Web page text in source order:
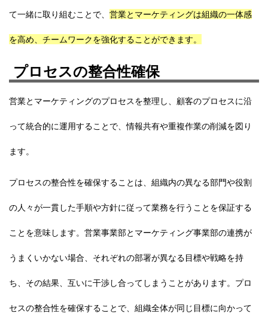
て一緒に取り組むことで、 営業とマーケティングは組織の一体感
を高め、チームワークを強化することができます。
プロセスの整合性確保
営業とマーケティングのプロセスを整理し、顧客のプロセスに沿
って統合的に運用することで、情報共有や重複作業の削減を図り
ます。
プロセスの整合性を確保することは、組織内の異なる部門や役割
の人々が一貫した手順や方針に従って業務を行うことを保証する
ことを意味します。営業事業部とマーケティング事業部の連携が
うまくいかない場合、それぞれの部署が異なる目標や戦略を持
ち、その結果、互いに干渉し合ってしまうことがあります。プロ
セスの整合性を確保することで、組織全体が同じ目標に向かって